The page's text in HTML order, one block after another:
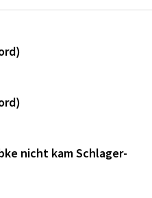
nicht kam Schlager-